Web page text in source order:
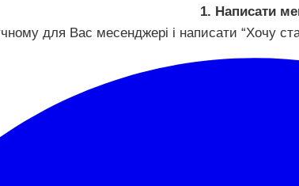
1. Написати
для Вас месенджері і написати “Хочу